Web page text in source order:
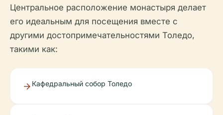
Центральное расположение монастыря делает
его идеальным для посещения вместе с
другими достопримечательностями Толедо,
такими как:
Кафедральный собор Толедо